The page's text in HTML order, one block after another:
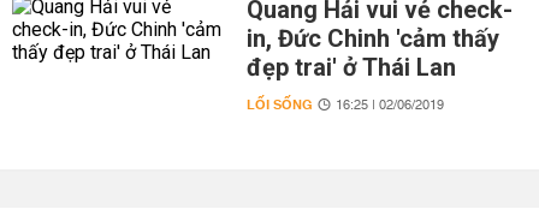
Quang Hải vui vẻ check-
in, Đức Chinh 'cảm thấy
đẹp trai' ở Thái Lan
LỐI SỐNG 16:25 | 02/06/2019